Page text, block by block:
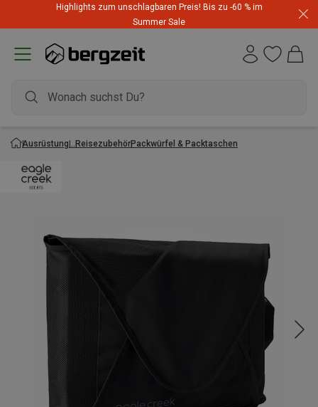
Highlights zum unschlagbaren Preis! Bis zu -60 % im
Summer Sale
Ausrüstung ReisezubehörPackwürfel & Packtaschen